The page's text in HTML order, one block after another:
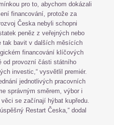
pro to, abychom dokázali
financování, protože za
Česka nebyli schopni
peněz z veřejných nebo
tak bavit v dalších měsících
financování klíčových
od provozní části státního
investic,“ vysvětlil premiér.
jednotlivých pracovních
správným směrem, výbor i
se začínají hýbat kupředu.
Restart Česka,“ dodal